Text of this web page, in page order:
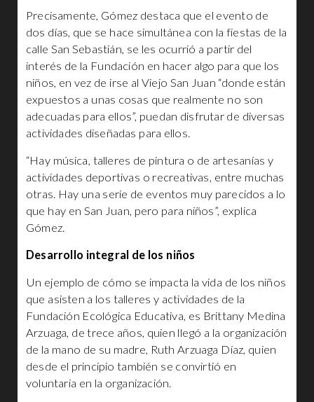
Precisamente, Gómez destaca que el evento de
dos días, que se hace simultánea con la fiestas de la
calle San Sebastián, se les ocurrió a partir del
interés de la Fundación en hacer algo para que los
niños, en vez de irse al Viejo San Juan “donde están
expuestos a unas cosas que realmente no son
adecuadas para ellos”, puedan disfrutar de diversas
actividades diseñadas para ellos.
“Hay música, talleres de pintura o de artesanías y
actividades deportivas o recreativas, entre muchas
otras. Hay una serie de eventos muy parecidos a lo
que hay en San Juan, pero para niños”, explica
Gómez.
Desarrollo integral de los niños
Un ejemplo de cómo se impacta la vida de los niños
que asisten a los talleres y actividades de la
Fundación Ecológica Educativa, es Brittany Medina
Arzuaga, de trece años, quien llegó a la organización
de la mano de su madre, Ruth Arzuaga Díaz, quien
desde el principio también se convirtió en
voluntaria en la organización.